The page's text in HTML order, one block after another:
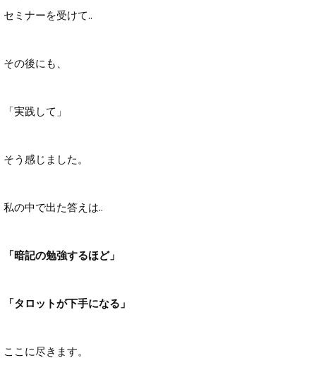
セミナーを受けて..
その後にも、
「実践して」
そう感じました。
私の中で出た答えは..
「暗記の勉強するほど」
「タロットが下手になる」
ここに尽きます。